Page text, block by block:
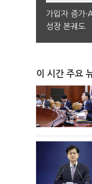
가입자 증가
성장 본궤도
이 시간 주요